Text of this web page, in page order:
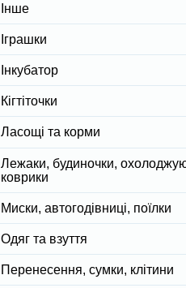
Інше
Іграшки
Інкубатор
Кігтіточки
Ласощі та корми
Лежаки, будиночки,
коврики
Миски, автогодівниці, поїлки
Одяг та взуття
Перенесення, сумки, клітини